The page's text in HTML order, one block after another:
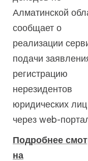
Алматинской
сообщает о
реализации
подачи
регистрацию
нерезидентов
юридических лиц
через web-
Подробнее
на